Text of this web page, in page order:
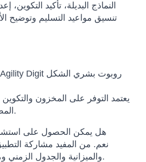
النماذج البديلة، تأكيد
تنسيق مواعيد التسليم وتوضيح
يعتمد التوفر على المخزون
المصنعة وبلد الوجهة.
هل يمكن الحصول على
نعم. من المفيد مشاركة
والميزانية والجدول الزمني ومتطلبات التكامل.